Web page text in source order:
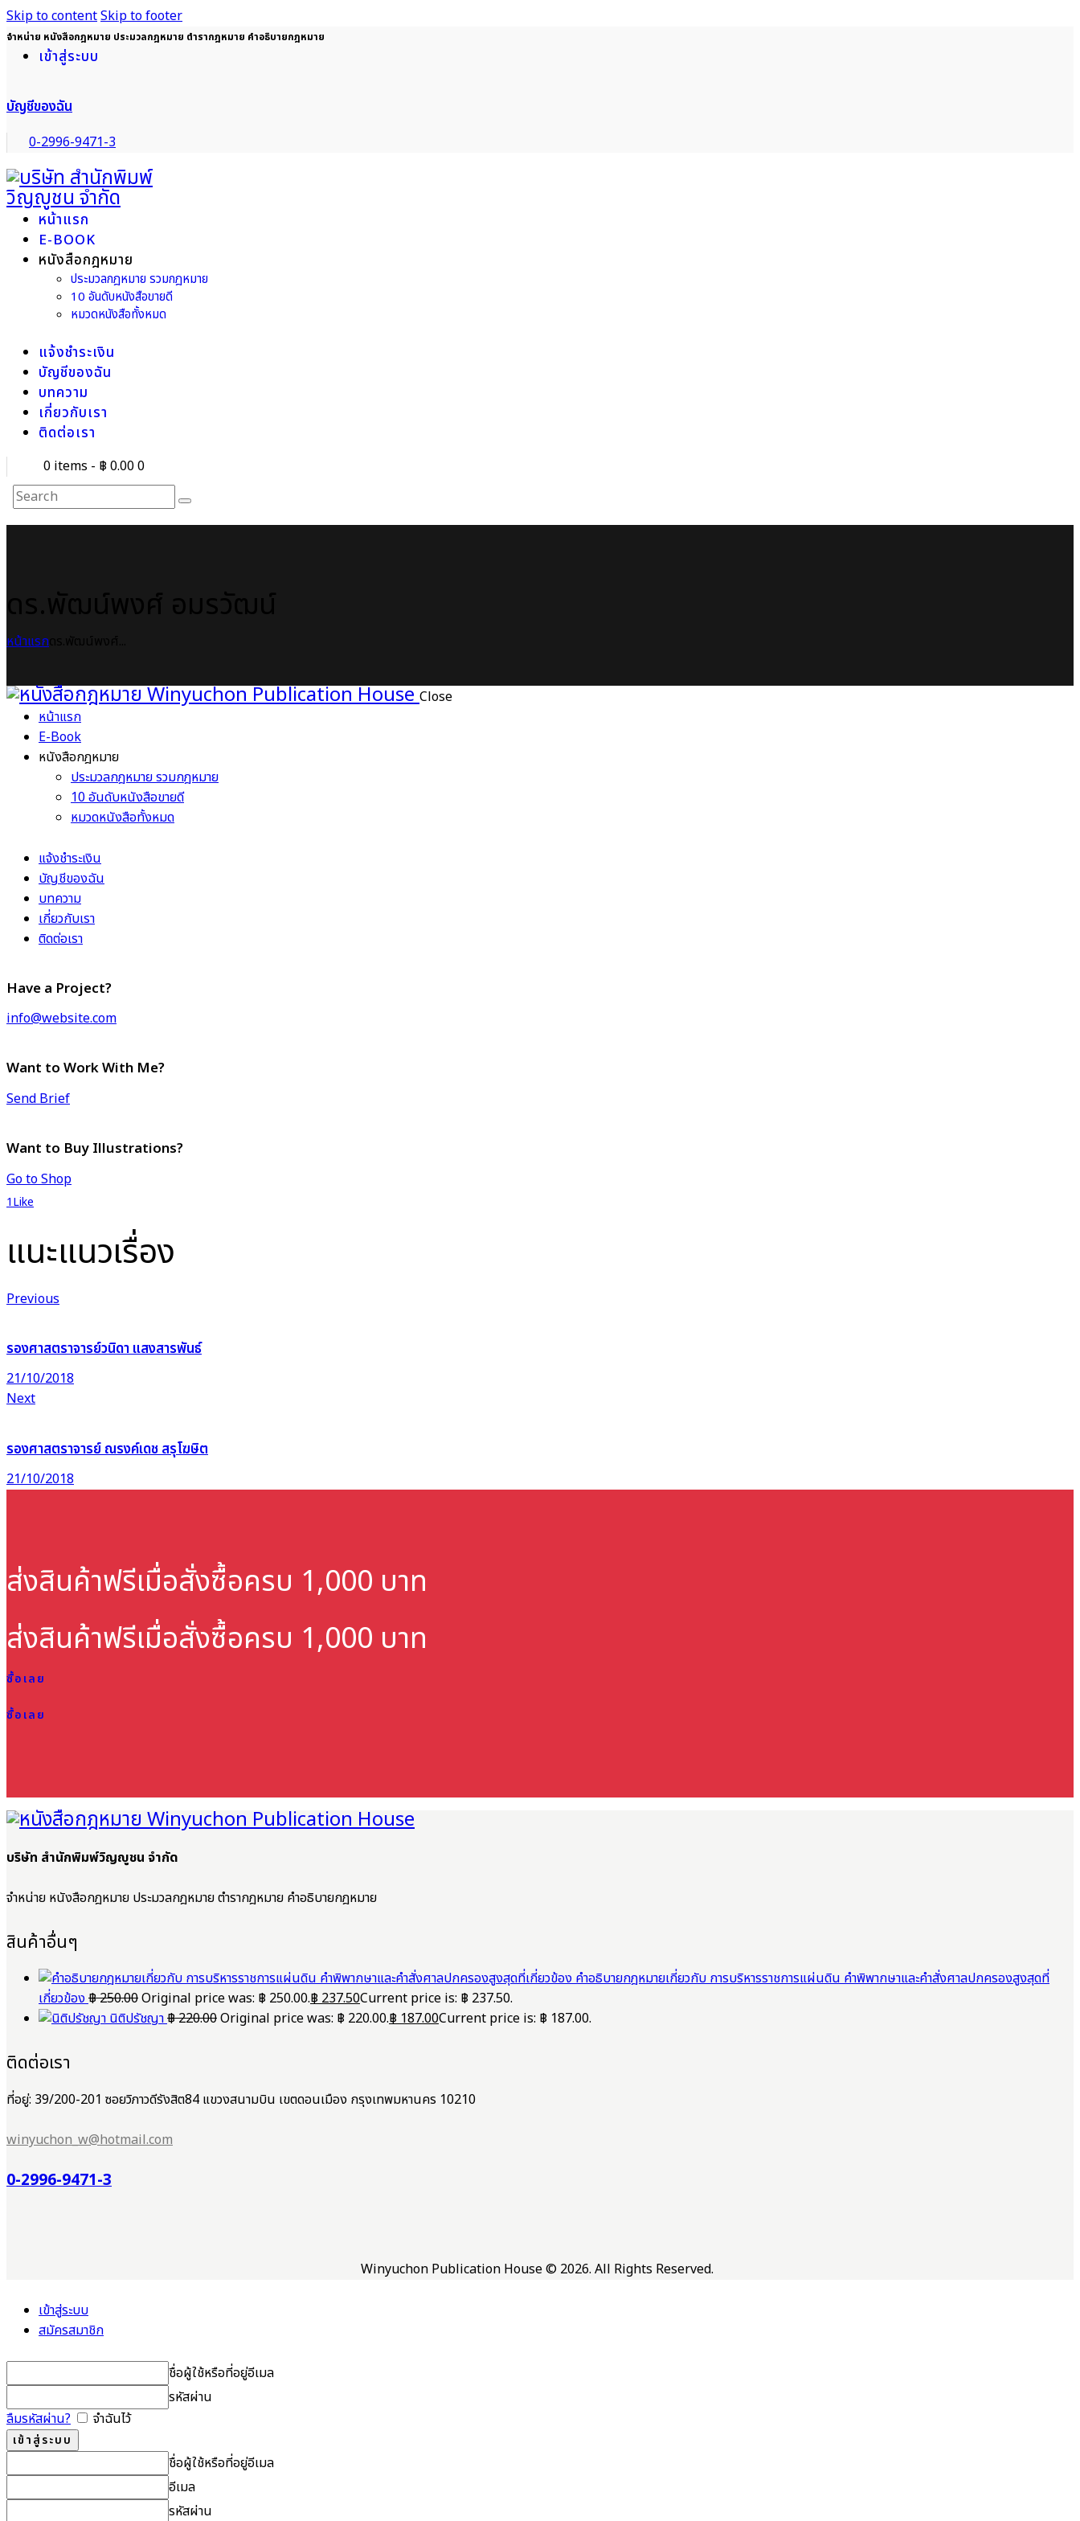
Skip to contentSkip to footer
จำหน่าย หนังสือกฎหมาย ประมวลกฎหมาย ตำรากฎหมาย คำอธิบายกฎหมาย
เข้าสู่ระบบ
บัญชีของฉัน
0-2996-9471-3
หน้าแรก
E-BOOK
หนังสือกฎหมาย
ประมวลกฎหมาย รวมกฎหมาย
10 อันดับหนังสือขายดี
หมวดหนังสือทั้งหมด
แจ้งชำระเงิน
บัญชีของฉัน
บทความ
เกี่ยวกับเรา
ติดต่อเรา
0 items - ฿ 0.000
หน้าแรก
Close
หน้าแรก
E-Book
หนังสือกฎหมาย
ประมวลกฎหมาย รวมกฎหมาย
10 อันดับหนังสือขายดี
หมวดหนังสือทั้งหมด
แจ้งชำระเงิน
บัญชีของฉัน
บทความ
เกี่ยวกับเรา
ติดต่อเรา
Have a Project?
info@website.com
Want to Work With Me?
Send Brief
Want to Buy Illustrations?
Go to Shop
1Like
แนะแนวเรื่อง
Previous
รองศาสตราจารย์วนิดา แสงสารพันธ์
21/10/2018
Next
รองศาสตราจารย์ ณรงค์เดช สรุโฆษิต
21/10/2018
ส่งสินค้าฟรีเมื่อสั่งซื้อครบ 1,000 บาท
ส่งสินค้าฟรีเมื่อสั่งซื้อครบ 1,000 บาท
ซื้อเลย
ซื้อเลย
บริษัท สำนักพิมพ์วิญญูชน จำกัด
จำหน่าย หนังสือกฎหมาย ประมวลกฎหมาย ตำรากฎหมาย คำอธิบายกฎหมาย
สินค้าอื่นๆ
คำอธิบายกฎหมายเกี่ยวกับ การบริหารราชการแผ่นดิน คำพิพากษาและคำสั่งศาลปกครองสูงสุดที่
เกี่ยวข้อง฿250.00Original price was: ฿ 250.00.฿237.50Current price is: ฿ 237.50.
นิติปรัชญา฿220.00Original price was: ฿ 220.00.฿187.00Current price is: ฿ 187.00.
ติดต่อเรา
ที่อยู่: 39/200-201 ซอยวิภาวดีรังสิต84 แขวงสนามบิน เขตดอนเมือง กรุงเทพมหานคร 10210
winyuchon_w@hotmail.com
0-2996-9471-3
Winyuchon Publication House © 2026. All Rights Reserved.
เข้าสู่ระบบ
สมัครสมาชิก
ชื่อผู้ใช้หรือที่อยู่อีเมล
รหัสผ่าน
ลืมรหัสผ่าน?
จำฉันไว้
ชื่อผู้ใช้หรือที่อยู่อีเมล
อีเมล
รหัสผ่าน